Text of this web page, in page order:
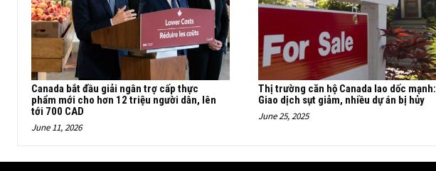
Canada bắt đầu giải ngân trợ cấp thực
phẩm mới cho hơn 12 triệu người dân, lên
tới 700 CAD
June 11, 2026
Thị trường căn hộ Canada lao dốc mạnh:
Giao dịch sụt giảm, nhiều dự án bị hủy
June 25, 2025